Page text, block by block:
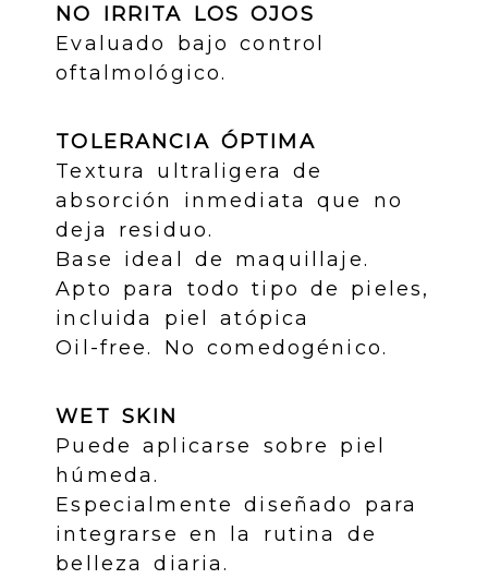
NO IRRITA LOS OJOS
Evaluado bajo control
oftalmológico.
TOLERANCIA ÓPTIMA
Textura ultraligera de
absorción inmediata que no
deja residuo.
Base ideal de maquillaje.
Apto para todo tipo de pieles,
incluida piel atópica
Oil-free. No comedogénico.
WET SKIN
Puede aplicarse sobre piel
húmeda.
Especialmente diseñado para
integrarse en la rutina de
belleza diaria.